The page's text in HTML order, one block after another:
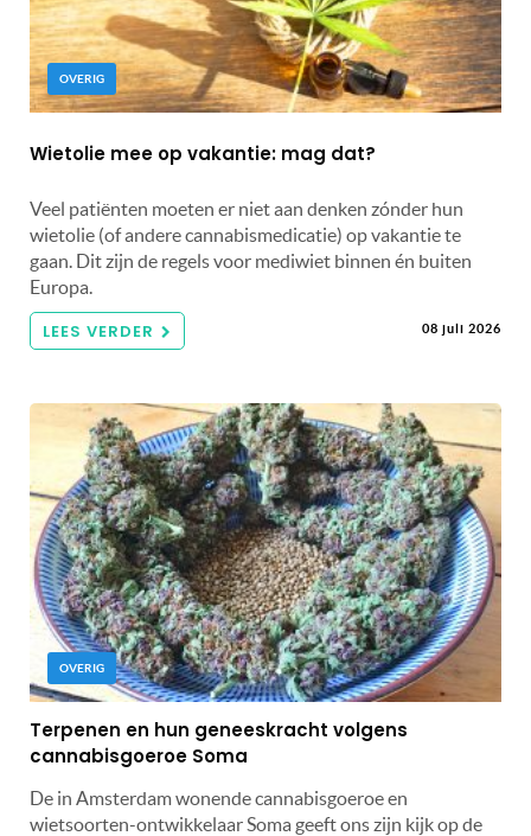
OVERIG
Wietolie mee op vakantie: mag dat?
Veel patiënten moeten er niet aan denken zónder hun
wietolie (of andere cannabismedicatie) op vakantie te
gaan. Dit zijn de regels voor mediwiet binnen én buiten
Europa.
LEES VERDER 08 juli 2026
OVERIG
Terpenen en hun geneeskracht volgens
cannabisgoeroe Soma
De in Amsterdam wonende cannabisgoeroe en
wietsoorten-ontwikkelaar Soma geeft ons zijn kijk op de